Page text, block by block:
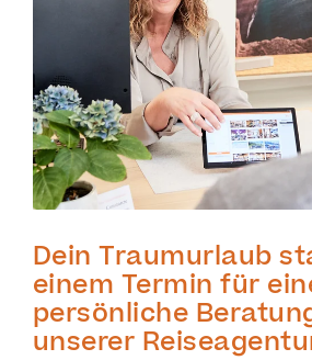
Dein Traumurlaub
einem Termin für
persönliche
unserer